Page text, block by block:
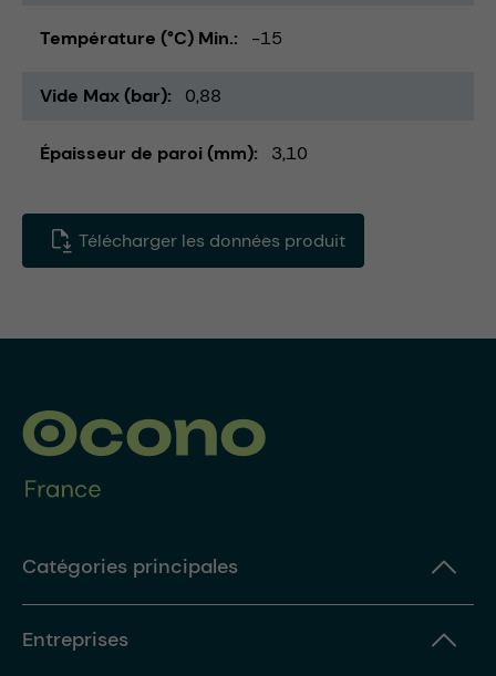
Température (°C) Min. -15
Vide Max (bar) 0,88
Épaisseur de paroi (mm) 3,10
Télécharger les données produit
Catégories principales
Entreprises